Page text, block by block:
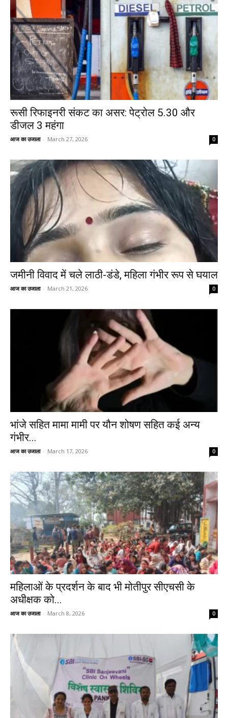
रूसी रिफाइनरी संकट का असर: पेट्रोल ₹5.30 और
डीजल ₹3 महंगा
आज का उजाला - March 27, 2026 0
जमीनी विवाद में चले लाठी-डंडे, महिला गंभीर रूप से घयाल
आज का उजाला - March 21, 2026 0
भांजे सहित मामा मामी पर यौन शोषण सहित कई अन्य
गंभीर...
आज का उजाला - March 17, 2026 0
महिलाओं के प्रदर्शन के बाद भी मोतीपुर सीएचसी के
अधीक्षक को...
आज का उजाला - March 8, 2026 0